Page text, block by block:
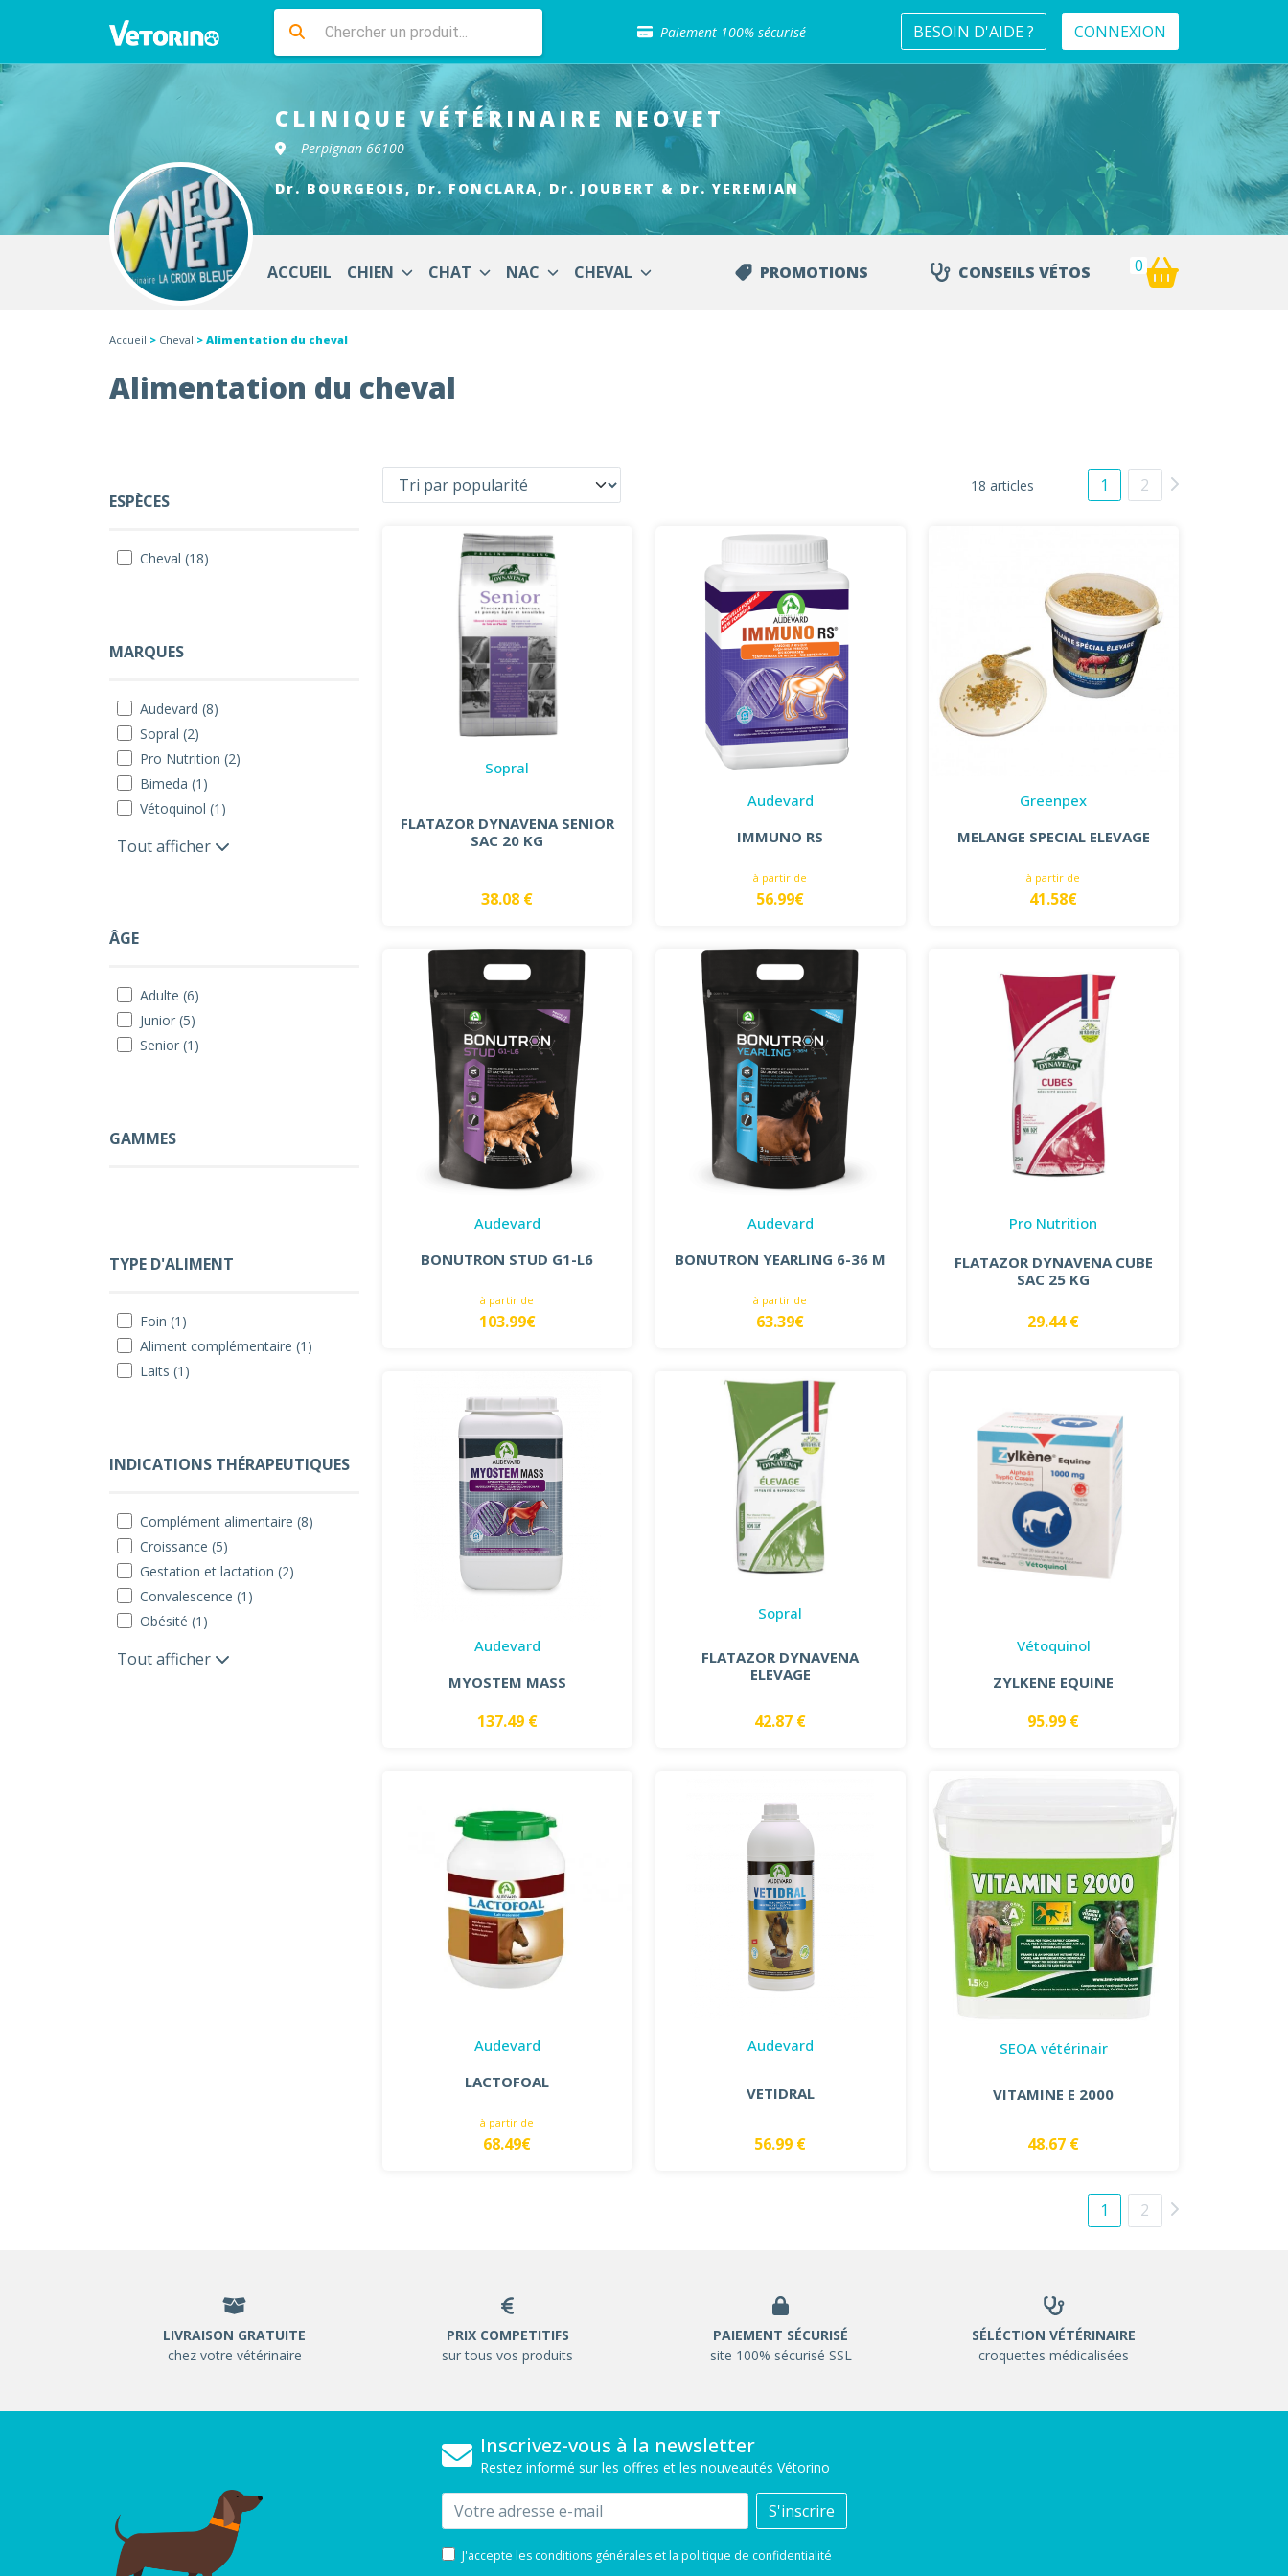
Paiement 100% sécurisé
Retour gratuit en clinique
Sélection de croquettes vétérinaire
Paiement 100% sécurisé
Livraison gratuite en clinique vétérinaire
Retour gratuit en clinique
Sélection de croquettes vétérinaire
BESOIN D'AIDE ? CONNEXION
CLINIQUE VÉTÉRINAIRE NEOVET
Perpignan 66100
Dr. BOURGEOIS, Dr. FONCLARA, Dr. JOUBERT & Dr. YEREMIAN
ACCUEIL CHIEN CHAT NAC CHEVAL PROMOTIONS CONSEILS VÉTOS 0
Accueil > Cheval > Alimentation du cheval
Alimentation du cheval
ESPÈCES
Cheval (18)
MARQUES
Audevard (8)
Sopral (2)
Pro Nutrition (2)
Bimeda (1)
Vétoquinol (1)
Tout afficher
ÂGE
Adulte (6)
Junior (5)
Senior (1)
GAMMES
TYPE D'ALIMENT
Foin (1)
Aliment complémentaire (1)
Laits (1)
INDICATIONS THÉRAPEUTIQUES
Complément alimentaire (8)
Croissance (5)
Gestation et lactation (2)
Convalescence (1)
Obésité (1)
Tout afficher
18 articles 1 2
Sopral
FLATAZOR DYNAVENA SENIOR
SAC 20 KG
38.08 €
Audevard
IMMUNO RS
à partir de
56.99€
Greenpex
MELANGE SPECIAL ELEVAGE
à partir de
41.58€
Audevard
BONUTRON STUD G1-L6
à partir de
103.99€
Audevard
BONUTRON YEARLING 6-36 M
à partir de
63.39€
Pro Nutrition
FLATAZOR DYNAVENA CUBE
SAC 25 KG
29.44 €
Audevard
MYOSTEM MASS
137.49 €
Sopral
FLATAZOR DYNAVENA
ELEVAGE
42.87 €
Vétoquinol
ZYLKENE EQUINE
95.99 €
Audevard
LACTOFOAL
à partir de
68.49€
Audevard
VETIDRAL
56.99 €
SEOA vétérinair
VITAMINE E 2000
48.67 €
1 2
LIVRAISON GRATUITE
chez votre vétérinaire
PRIX COMPETITIFS
sur tous vos produits
PAIEMENT SÉCURISÉ
site 100% sécurisé SSL
SÉLÉCTION VÉTÉRINAIRE
croquettes médicalisées
Inscrivez-vous à la newsletter
Restez informé sur les offres et les nouveautés Vétorino
Email S'inscrire
J'accepte les conditions générales et la politique de confidentialité